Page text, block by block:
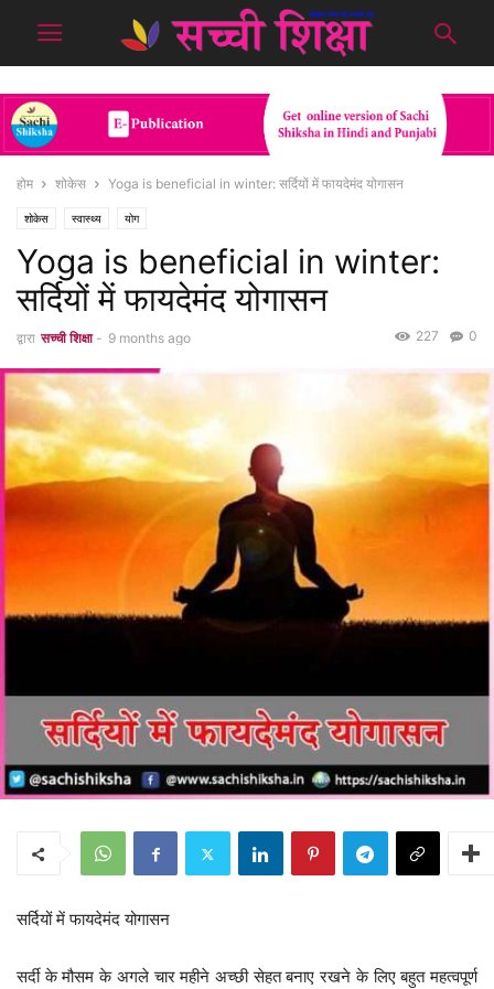
होम शोकेस Yoga is beneficial in winter: सर्दियों में फायदेमंद योगासन
शोकेस स्वास्थ्य योग
Yoga is beneficial in winter:
सर्दियों में फायदेमंद योगासन
द्वारा सच्ची शिक्षा - 9 months ago 0
227
सर्दियों में फायदेमंद योगासन
सर्दी के मौसम के अगले चार महीने अच्छी सेहत बनाए रखने के लिए बहुत महत्वपूर्ण